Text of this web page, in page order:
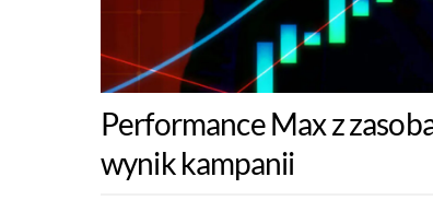
Performance Max z
wynik kampanii